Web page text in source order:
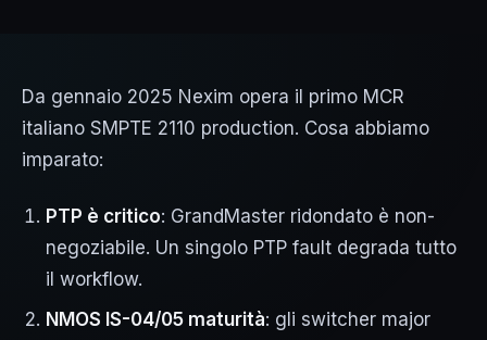
Da gennaio 2025 Nexim opera il primo MCR
italiano SMPTE 2110 production. Cosa abbiamo
imparato:
PTP è critico: GrandMaster ridondato è non-
negoziabile. Un singolo PTP fault degrada tutto
il workflow.
NMOS IS-04/05 maturità: gli switcher major